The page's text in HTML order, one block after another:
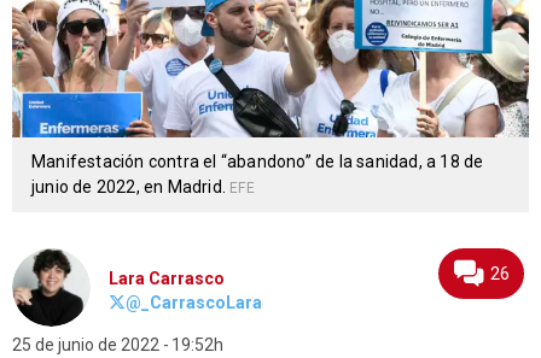
Manifestación contra el “abandono” de la sanidad, a 18 de
junio de 2022, en Madrid.
EFE
Lara Carrasco
@_CarrascoLara
25 de junio de 2022
19:52h
26